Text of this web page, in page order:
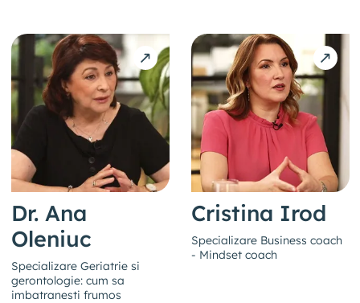
Dr. Ana
Oleniuc
Specializare Geriatrie si
gerontologie: cum sa
imbatranesti frumos
Cristina Irod
Specializare Business coach
- Mindset coach